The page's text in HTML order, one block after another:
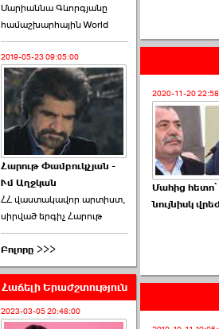
2026-06-23 21:28:00
«Ժողովուրդ»-ը
հերթական ›››
2026-06-21 23:00:00
armlur.ՔՊ-ի ներսում
սպասում են ›››
Մարիաննա Գևորգյանը
համաշխարհային World
2019-05-23 09:05:00
Հարութ Փամբուկչյան -
Ւմ Աղջկան
ՀՀ վաստակավոր արտիստ,
սիրված երգիչ Հարութ
Բոլորը >>>
Հաճելի Երաժշտություն
2023-03-05 20:48:00
2020-11-20
Մահից հետո՝
նույնիսկ